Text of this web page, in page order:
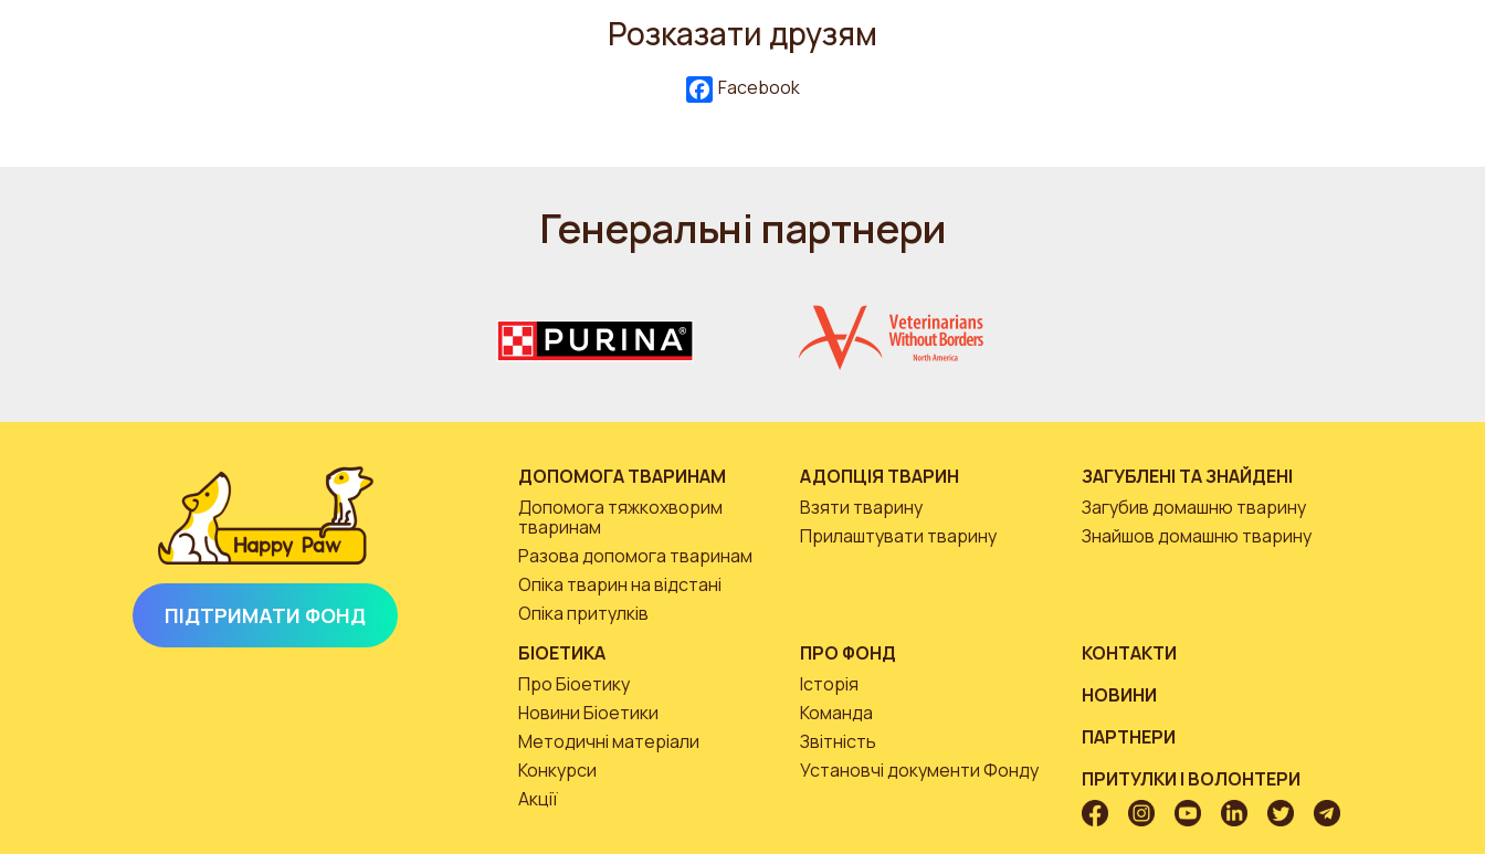
Розказати друзям
Facebook
Генеральні партнери
ПІДТРИМАТИ ФОНД
ДОПОМОГА ТВАРИНАМ
Допомога тяжкохворим
тваринам
Разова допомога тваринам
Опіка тварин на відстані
Опіка притулків
АДОПЦІЯ ТВАРИН
Взяти тварину
Прилаштувати тварину
ЗАГУБЛЕНІ ТА ЗНАЙДЕНІ
Загубив домашню тварину
Знайшов домашню тварину
БІОЕТИКА
Про Біоетику
Новини Біоетики
Методичні матеріали
Конкурси
Акції
ПРО ФОНД
Історія
Команда
Звітність
Установчі документи Фонду
КОНТАКТИ
НОВИНИ
ПАРТНЕРИ
ПРИТУЛКИ І ВОЛОНТЕРИ